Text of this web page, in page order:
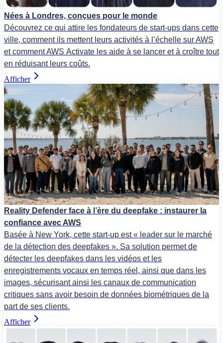
Nées à Londres, conçues pour le monde
Découvrez ce qui attire les fondateurs de start-ups dans cette
ville, comment ils mettent leurs activités à l’échelle sur AWS
et comment AWS Activate les aide à se lancer et à croître tout
en réduisant leurs coûts.
Afficher
Reality Defender face à l’ère du deepfake : instaurer la
confiance avec AWS
Basée à New York, cette start-up est « leader sur le marché
de la détection des deepfakes ». Sa solution permet de
détecter les deepfakes dans les vidéos et les
enregistrements vocaux en temps réel, ainsi que dans les
images, sécurisant ainsi les canaux de communication
critiques sans avoir besoin de données biométriques de la
part de ses clients.
Afficher